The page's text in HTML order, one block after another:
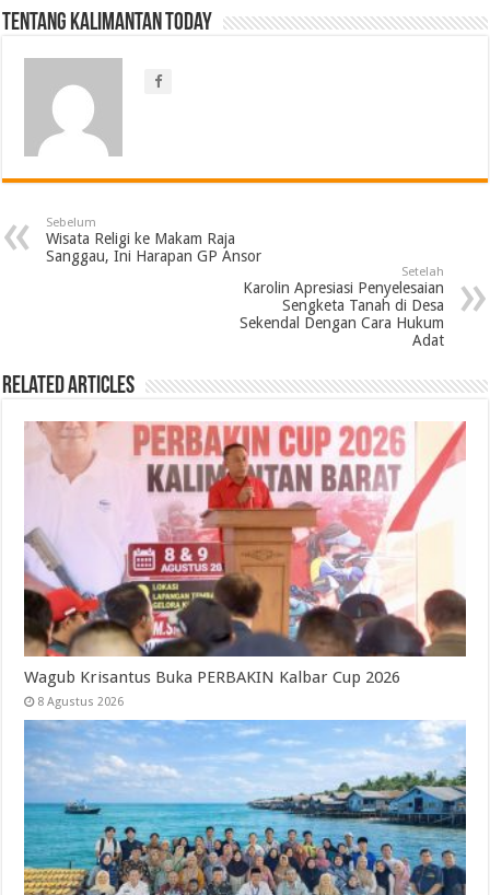
Tentang Kalimantan Today
Sebelum
Wisata Religi ke Makam Raja
Sanggau, Ini Harapan GP Ansor
Setelah
Karolin Apresiasi Penyelesaian
Sengketa Tanah di Desa
Sekendal Dengan Cara Hukum
Adat
Related Articles
Wagub Krisantus Buka PERBAKIN Kalbar Cup 2026
8 Agustus 2026